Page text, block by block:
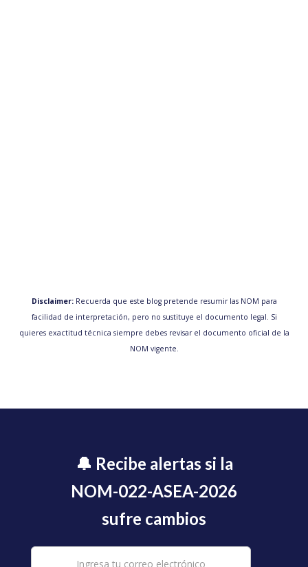
Disclaimer: Recuerda que este blog pretende resumir las NOM para
facilidad de interpretación, pero no sustituye el documento legal. Si
quieres exactitud técnica siempre debes revisar el documento oficial de la
NOM vigente.
🔔 Recibe alertas si la
NOM-022-ASEA-2026
sufre cambios